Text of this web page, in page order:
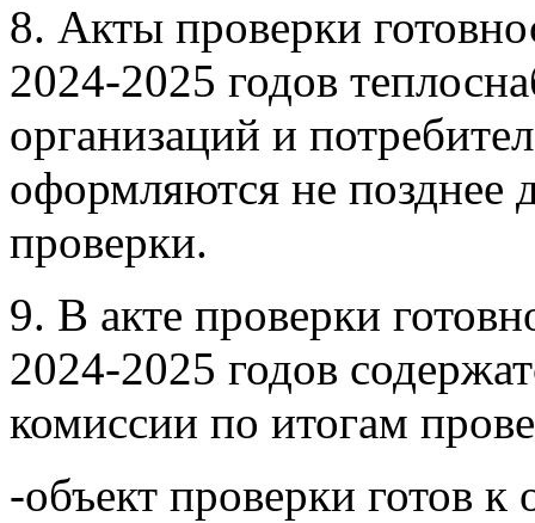
8. Акты проверки
2024-2025 годов
организаций и
оформляются не позднее
проверки.
9. В акте проверки
2024-2025 годов
комиссии по итогам
-объект проверки готов